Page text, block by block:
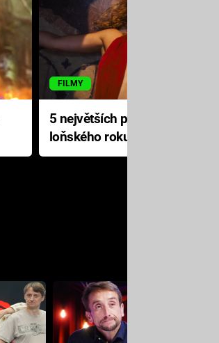
FILMY
5 největších propadáků
loňského roku: Disney na
jediné katastrofě prodělal 200